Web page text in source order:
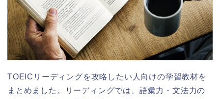
TOEICリーディングを攻略したい人向けの学習教材を
まとめました。リーディングでは、語彙力・文法力の